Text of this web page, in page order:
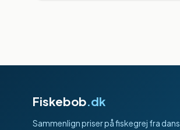
Fiskebob.dk
Sammenlign priser på fiskegrej fra